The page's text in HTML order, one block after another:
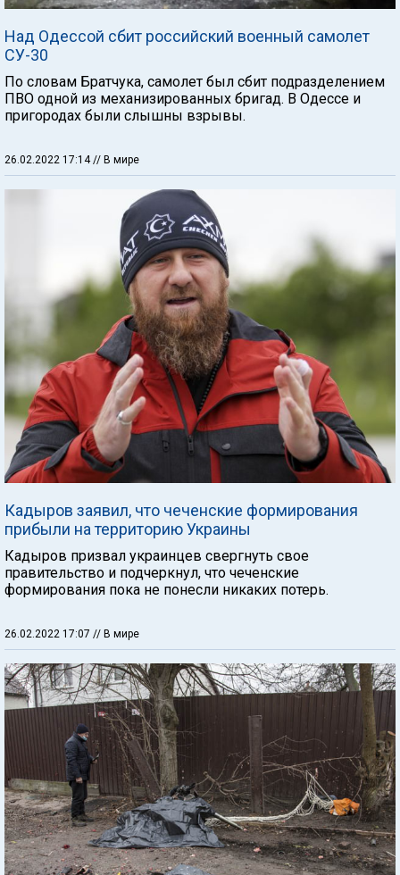
Над Одессой сбит российский военный самолет
СУ-30
По словам Братчука, самолет был сбит подразделением
ПВО одной из механизированных бригад. В Одессе и
пригородах были слышны взрывы.
26.02.2022 17:14// В мире
Кадыров заявил, что чеченские формирования
прибыли на территорию Украины
Кадыров призвал украинцев свергнуть свое
правительство и подчеркнул, что чеченские
формирования пока не понесли никаких потерь.
26.02.2022 17:07 // В мире